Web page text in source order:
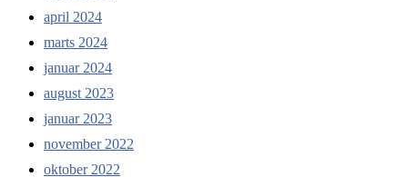
april 2024
marts 2024
januar 2024
august 2023
januar 2023
november 2022
oktober 2022